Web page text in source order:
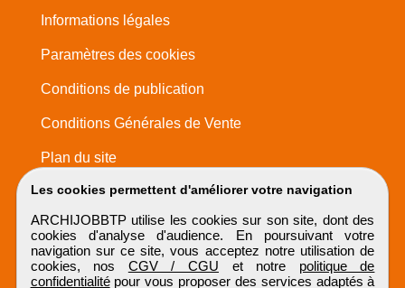
Les cookies permettent d'améliorer votre navigation
ARCHIJOBBTP utilise les cookies sur son site, dont des
cookies d'analyse d'audience. En poursuivant votre
navigation sur ce site, vous acceptez notre utilisation de
cookies, nos CGV / CGU et notre politique de
confidentialitépour vous proposer des services adaptés à
Informations légales
Paramètres des cookies
Conditions de publication
Conditions Générales de Vente
Plan du site